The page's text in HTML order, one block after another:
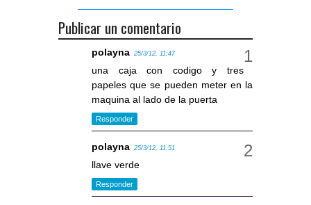
Publicar un comentario
polayna 25/3/12, 11:47
una caja con codigo y tres
papeles que se pueden meter en la
maquina al lado de la puerta
Responder
polayna 25/3/12, 11:51
llave verde
Responder